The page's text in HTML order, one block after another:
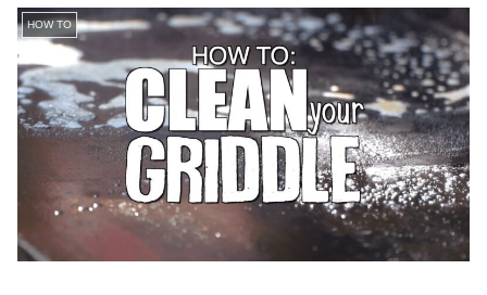
HOW TO